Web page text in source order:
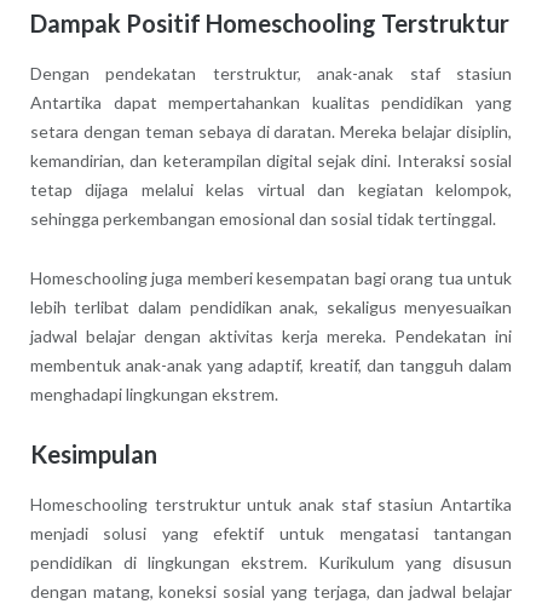
Dampak Positif Homeschooling Terstruktur
Dengan pendekatan terstruktur, anak-anak staf stasiun
Antartika dapat mempertahankan kualitas pendidikan yang
setara dengan teman sebaya di daratan. Mereka belajar disiplin,
kemandirian, dan keterampilan digital sejak dini. Interaksi sosial
tetap dijaga melalui kelas virtual dan kegiatan kelompok,
sehingga perkembangan emosional dan sosial tidak tertinggal.
Homeschooling juga memberi kesempatan bagi orang tua untuk
lebih terlibat dalam pendidikan anak, sekaligus menyesuaikan
jadwal belajar dengan aktivitas kerja mereka. Pendekatan ini
membentuk anak-anak yang adaptif, kreatif, dan tangguh dalam
menghadapi lingkungan ekstrem.
Kesimpulan
Homeschooling terstruktur untuk anak staf stasiun Antartika
menjadi solusi yang efektif untuk mengatasi tantangan
pendidikan di lingkungan ekstrem. Kurikulum yang disusun
dengan matang, koneksi sosial yang terjaga, dan jadwal belajar